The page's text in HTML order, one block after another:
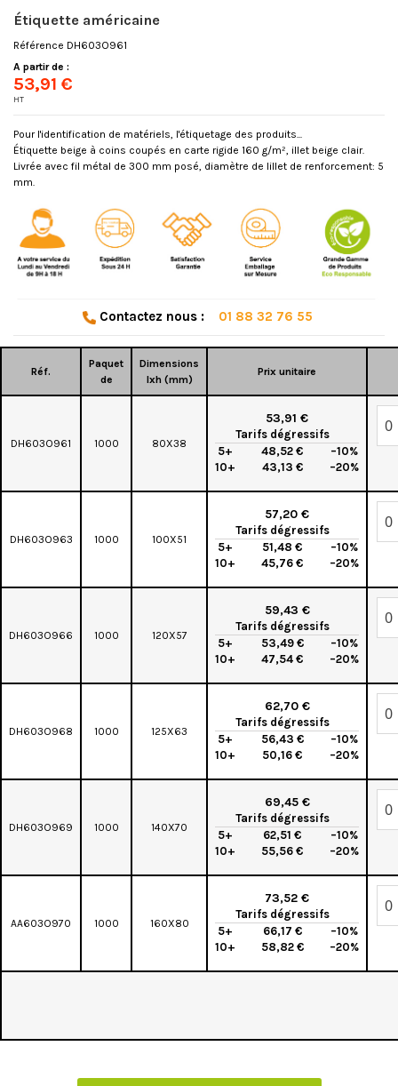
Étiquette américaine
Référence DH603O961
A partir de :
53,91 €
HT
Pour l'identification de matériels, l'étiquetage des produits...
Étiquette beige à coins coupés en carte rigide 160 g/m², illet beige clair.
Livrée avec fil métal de 300 mm posé, diamètre de lillet de renforcement: 5
mm.
Contactez nous : 01 88 32 76 55
Réf.
Paquet
de
Dimensions
lxh (mm)
Prix unitaire
DH603O961 1000 80X38
53,91 €
Tarifs dégressifs
5+
48,52 €
–10%
10+
43,13 € –20%
DH603O963 1000 100X51
57,20 €
Tarifs dégressifs
5+
51,48 €
–10%
10+
45,76 € –20%
DH603O966 1000 120X57
59,43 €
Tarifs dégressifs
5+
53,49 €
–10%
10+
47,54 € –20%
DH603O968 1000 125X63
62,70 €
Tarifs dégressifs
5+
56,43 €
–10%
10+
50,16 € –20%
DH603O969 1000 140X70
69,45 €
Tarifs dégressifs
5+
62,51 €
–10%
10+
55,56 € –20%
AA603O970 1000 160X80
73,52 €
Tarifs dégressifs
5+
66,17 €
–10%
10+
58,82 € –20%